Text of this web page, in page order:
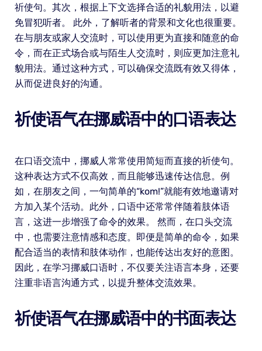
祈使句。其次，根据上下文选择合适的礼貌用法，以避
免冒犯听者。 此外，了解听者的背景和文化也很重要。
在与朋友或家人交流时，可以使用更为直接和随意的命
令，而在正式场合或与陌生人交流时，则应更加注意礼
貌用法。通过这种方式，可以确保交流既有效又得体，
从而促进良好的沟通。
祈使语气在挪威语中的口语表达
在口语交流中，挪威人常常使用简短而直接的祈使句。
这种表达方式不仅高效，而且能够迅速传达信息。例
如，在朋友之间，一句简单的“kom!”就能有效地邀请对
方加入某个活动。此外，口语中还常常伴随着肢体语
言，这进一步增强了命令的效果。 然而，在口头交流
中，也需要注意情感和态度。即便是简单的命令，如果
配合适当的表情和肢体动作，也能传达出友好的意图。
因此，在学习挪威口语时，不仅要关注语言本身，还要
注重非语言沟通方式，以提升整体交流效果。
祈使语气在挪威语中的书面表达